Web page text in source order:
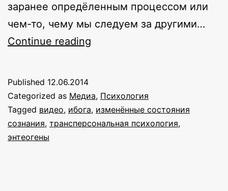
заранее опредёленным процессом или
чем-то, чему мы следуем за другими…
Continue reading
Божественным
Published 12.06.2014
Categorized as Медиа, Психология
Tagged видео, ибога, изменённые состояния
сознания, трансперсональная психология,
энтеогены